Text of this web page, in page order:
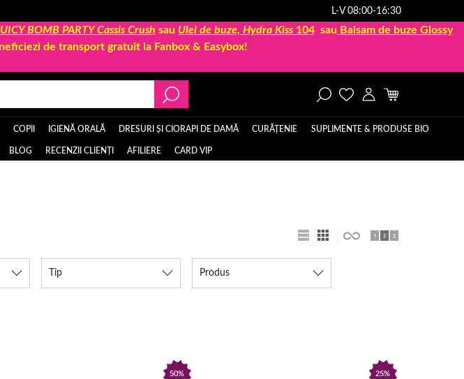
L-V 08:00-16:30
BOMB PARTY Cassis Crush sau Ulei de buze, Hydra Kiss 104 sau Balsam de buze Glossy
de transport gratuit la Fanbox & Easybox!
COPII IGIENĂ ORALĂ DRESURI ȘI CIORAPI DE DAMĂ CURĂȚENIE SUPLIMENTE & PRODUSE BIO
BLOG RECENZII CLIENȚI AFILIERE CARD VIP
Tip Produs
50% 25%